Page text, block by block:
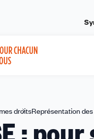
CHACUN
droitsReprésentation
: